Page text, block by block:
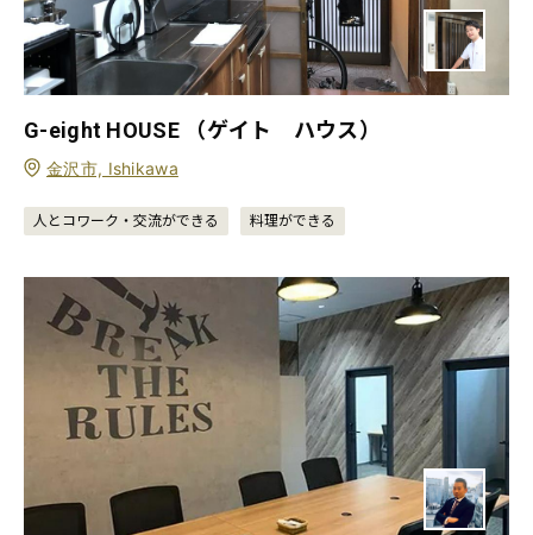
G-eight HOUSE （ゲイト ハウス）
金沢市, Ishikawa
人とコワーク・交流ができる 料理ができる